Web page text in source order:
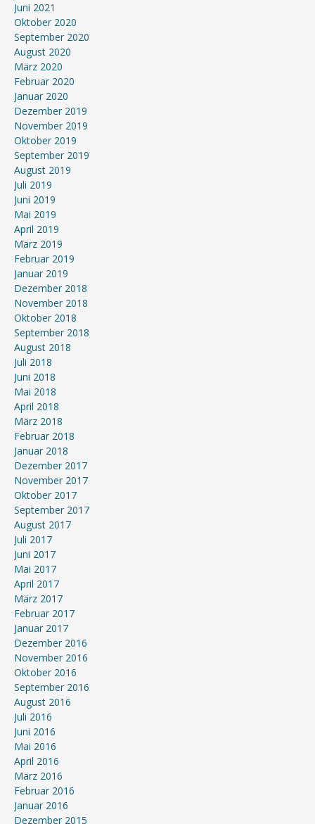
Juni 2021
Oktober 2020
September 2020
August 2020
März 2020
Februar 2020
Januar 2020
Dezember 2019
November 2019
Oktober 2019
September 2019
August 2019
Juli 2019
Juni 2019
Mai 2019
April 2019
März 2019
Februar 2019
Januar 2019
Dezember 2018
November 2018
Oktober 2018
September 2018
August 2018
Juli 2018
Juni 2018
Mai 2018
April 2018
März 2018
Februar 2018
Januar 2018
Dezember 2017
November 2017
Oktober 2017
September 2017
August 2017
Juli 2017
Juni 2017
Mai 2017
April 2017
März 2017
Februar 2017
Januar 2017
Dezember 2016
November 2016
Oktober 2016
September 2016
August 2016
Juli 2016
Juni 2016
Mai 2016
April 2016
März 2016
Februar 2016
Januar 2016
Dezember 2015